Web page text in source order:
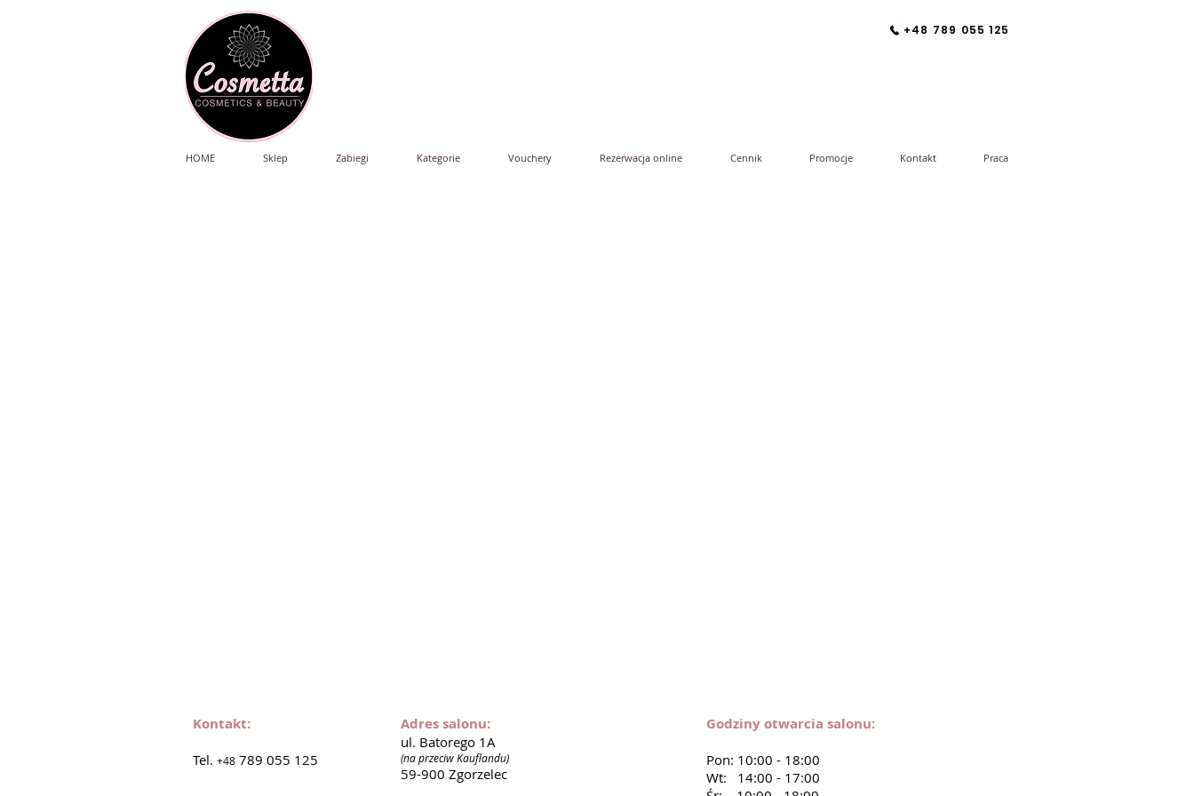
+48 789 055 125
HOME Sklep Zabiegi Kategorie Vouchery Rezerwacja online Cennik Promocje Kontakt Praca
Kontakt:
Tel. +48 789 055 125
Adres salonu:
ul. Batorego 1A
(na przeciw Kauflandu)
59-900 Zgorzelec
Godziny otwarcia salonu:
Pon: 10:00 - 18:00
Wt: 14:00 - 17:00